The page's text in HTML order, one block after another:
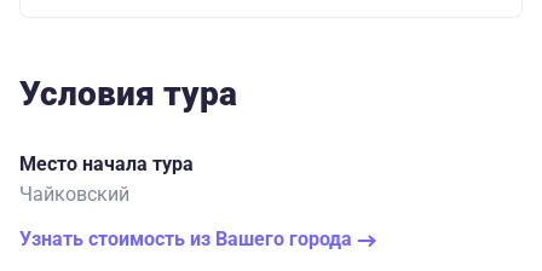
Условия тура
Место начала тура
Чайковский
Узнать стоимость из Вашего города